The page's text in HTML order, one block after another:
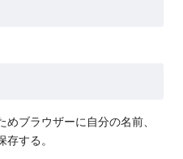
ブラウザーに自分の名前、
存する。